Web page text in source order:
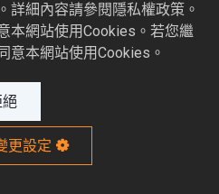
化能力，我們能協
解決方案。想了解
詳細內容請參閱隱私權政策。
本網站使用Cookies。若您繼
意本網站使用Cookies。
更設定